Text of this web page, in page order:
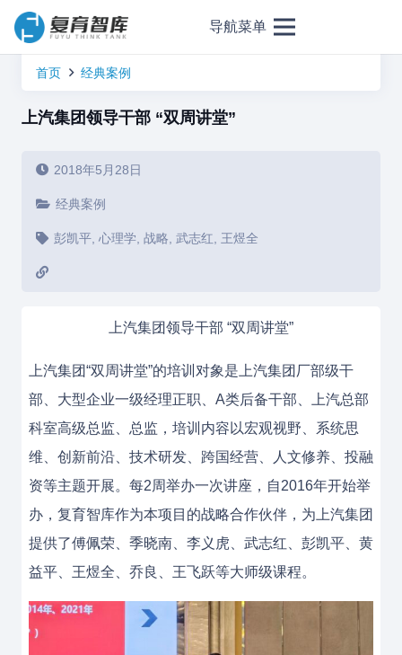
导航菜单
首页 经典案例
上汽集团领导干部 “双周讲堂”
2018年5月28日
经典案例
彭凯平, 心理学 战略 武志红 王煜全
上汽集团领导干部 “双周讲堂”
上汽集团“双周讲堂”的培训对象是上汽集团厂部级干
部、大型企业一级经理正职、A类后备干部、上汽总部
科室高级总监、总监，培训内容以宏观视野、系统思
维、创新前沿、技术研发、跨国经营、人文修养、投融
资等主题开展。每2周举办一次讲座，自2016年开始举
办，复育智库作为本项目的战略合作伙伴，为上汽集团
提供了傅佩荣、季晓南、李义虎、武志红、彭凯平、黄
益平、王煜全、乔良、王飞跃等大师级课程。